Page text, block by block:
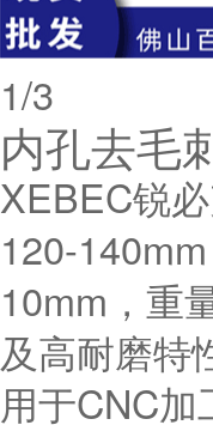
2/3
内孔去毛
XEBEC锐
120-
10mm，重
及高耐磨特
用于CNC